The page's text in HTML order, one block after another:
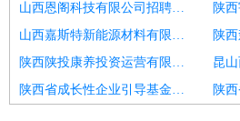
山西恩阁科技有限公司招聘正畸招募
山西嘉斯特新能源材料有限公司招聘总检医生
陕西陕投康养投资运营有限公司招聘内科全科医生
陕西省成长性企业引导基金管理有限公司招聘中医科医生